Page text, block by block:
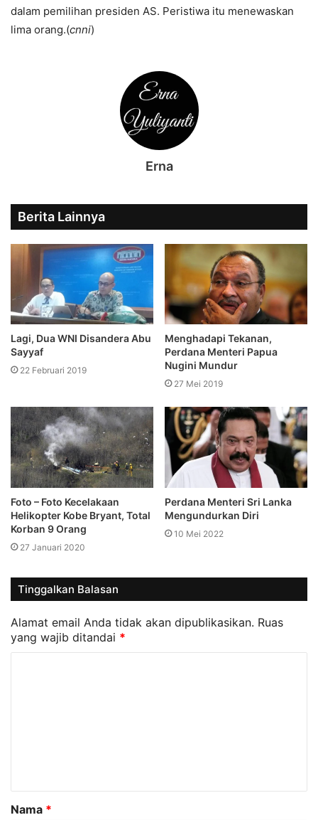
dalam pemilihan presiden AS. Peristiwa itu menewaskan
lima orang.(cnni)
Erna
Berita Lainnya
Lagi, Dua WNI Disandera Abu
Sayyaf
22 Februari 2019
Menghadapi Tekanan,
Perdana Menteri Papua
Nugini Mundur
27 Mei 2019
Foto – Foto Kecelakaan
Helikopter Kobe Bryant, Total
Korban 9 Orang
27 Januari 2020
Perdana Menteri Sri Lanka
Mengundurkan Diri
10 Mei 2022
Tinggalkan Balasan
Alamat email Anda tidak akan dipublikasikan. Ruas
yang wajib ditandai *
a
r
Nama *